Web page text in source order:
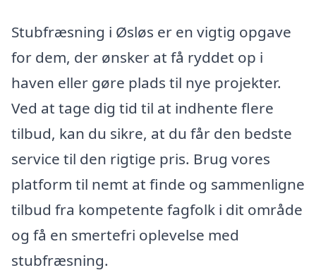
Stubfræsning i Øsløs er en vigtig opgave
for dem, der ønsker at få ryddet op i
haven eller gøre plads til nye projekter.
Ved at tage dig tid til at indhente flere
tilbud, kan du sikre, at du får den bedste
service til den rigtige pris. Brug vores
platform til nemt at finde og sammenligne
tilbud fra kompetente fagfolk i dit område
og få en smertefri oplevelse med
stubfræsning.